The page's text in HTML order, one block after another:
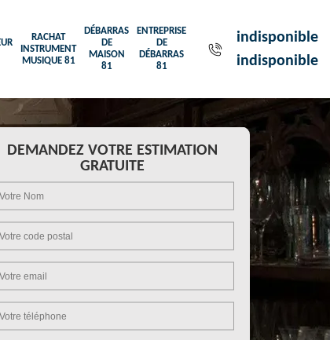
RACHAT
INSTRUMENT
MUSIQUE 81
DÉBARRAS
DE
MAISON
81
ENTREPRISE
DE
DÉBARRAS
81
indisponible
indisponible
DEMANDEZ VOTRE ESTIMATION
GRATUITE